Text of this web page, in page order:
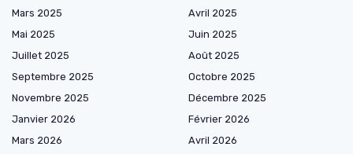
Mars 2025
Avril 2025
Mai 2025
Juin 2025
Juillet 2025
Août 2025
Septembre 2025
Octobre 2025
Novembre 2025
Décembre 2025
Janvier 2026
Février 2026
Mars 2026
Avril 2026